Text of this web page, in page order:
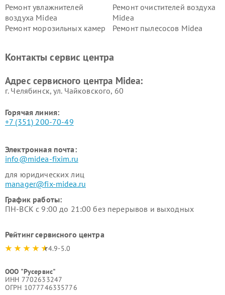
Ремонт увлажнителей
воздуха Midea
Ремонт очистителей воздуха
Midea
Ремонт морозильных камер
Ремонт пылесосов Midea
пылесосов Midea
Midea
Контакты сервис центра
Адрес сервисного центра Midea:
г. Челябинск, ул. Чайковского, 60
Горячая линия:
+7 (351) 200-70-49
Электронная почта:
info@midea-fixim.ru
для юридических лиц
manager@fix-midea.ru
График работы:
ПН-ВСК с 9:00 до 21:00 без перерывов и выходных
Рейтинг сервисного центра
4.9-5.0
ООО "Русервис"
ИНН 7702633247
ОГРН 1077746335776